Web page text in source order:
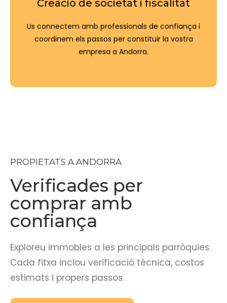
Creació de societat i fiscalitat
Us connectem amb professionals de confiança i
coordinem els passos per constituir la vostra
empresa a Andorra.
PROPIETATS A ANDORRA
Verificades per
comprar amb
confiança
Exploreu immobles a les principals parròquies.
Cada fitxa inclou verificació tècnica, costos
estimats i propers passos.